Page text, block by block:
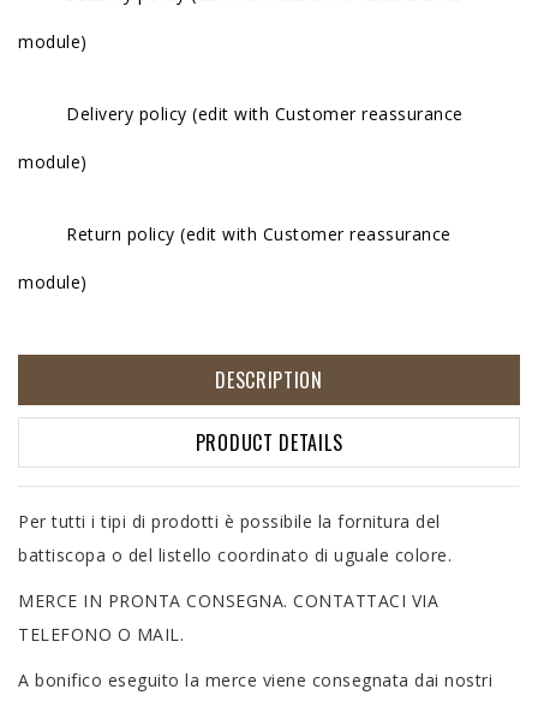
module)
Delivery policy (edit with Customer reassurance
module)
Return policy (edit with Customer reassurance
module)
DESCRIPTION
PRODUCT DETAILS
Per tutti i tipi di prodotti è possibile la fornitura del
battiscopa o del listello coordinato di uguale colore.
MERCE IN PRONTA CONSEGNA. CONTATTACI VIA
TELEFONO O MAIL.
A bonifico eseguito la merce viene consegnata dai nostri